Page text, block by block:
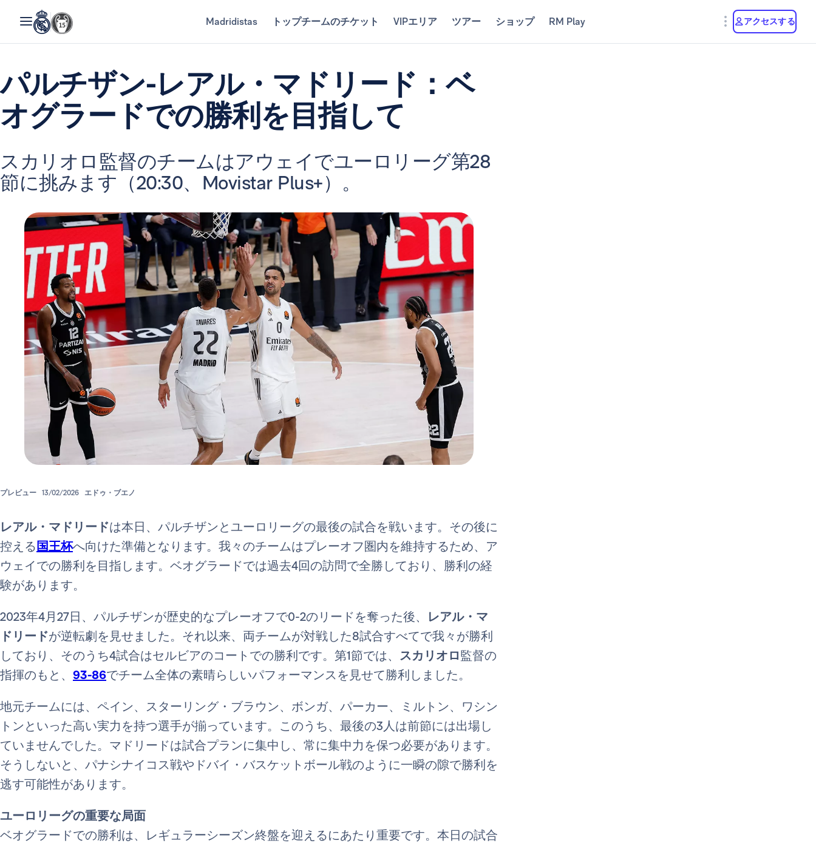
Madridistas トップチームのチケット VIPエリア ツアー ショップ RM Play アクセスする
パルチザン-レアル・マドリード：ベ
オグラードでの勝利を目指して
スカリオロ監督のチームはアウェイでユーロリーグ第28
節に挑みます（20:30、Movistar Plus+）。
プレビュー 13/02/2026 エドゥ・ブエノ
レアル・マドリードは本日、パルチザンとユーロリーグの最後の試合を戦います。その後に
控える 国王杯へ向けた準備となります。我々のチームはプレーオフ圏内を維持するため、ア
ウェイでの勝利を目指します。ベオグラードでは過去4回の訪問で全勝しており、勝利の経
験があります。
2023年4月27日、パルチザンが歴史的なプレーオフで0-2のリードを奪った後、
レアル・マ
ドリードが逆転劇を見せました。それ以来、両チームが対戦した8試合すべてで我々が勝利
しており、そのうち4試合はセルビアのコートでの勝利です。第1節では、 スカリオロ監督の
指揮のもと、 93-86でチーム全体の素晴らしいパフォーマンスを見せて勝利しました。
地元チームには、ペイン、スターリング・ブラウン、ボンガ、パーカー、ミルトン、ワシン
トンといった高い実力を持つ選手が揃っています。このうち、最後の3人は前節には出場し
ていませんでした。マドリードは試合プランに集中し、常に集中力を保つ必要があります。
そうしないと、パナシナイコス戦やドバイ・バスケットボール戦のように一瞬の隙で勝利を
逃す可能性があります。
ユーロリーグの重要な局面
ベオグラードでの勝利は、レギュラーシーズン終盤を迎えるにあたり重要です。本日の試合